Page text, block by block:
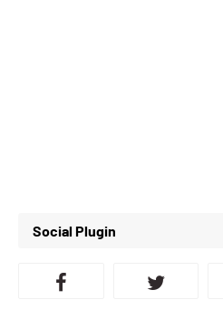
Social Plugin